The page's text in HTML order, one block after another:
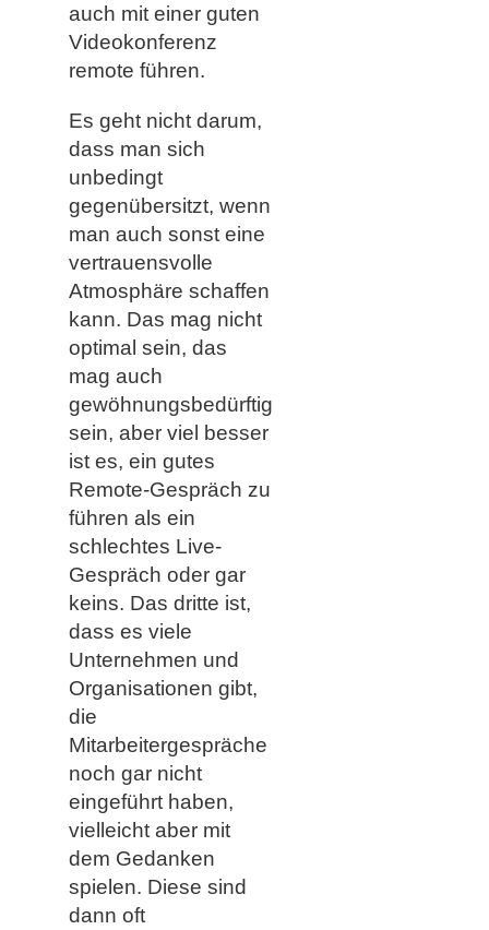
auch mit einer guten
Videokonferenz
remote führen.
Es geht nicht darum,
dass man sich
unbedingt
gegenübersitzt, wenn
man auch sonst eine
vertrauensvolle
Atmosphäre schaffen
kann. Das mag nicht
optimal sein, das
mag auch
gewöhnungsbedürftig
sein, aber viel besser
ist es, ein gutes
Remote-Gespräch zu
führen als ein
schlechtes Live-
Gespräch oder gar
keins. Das dritte ist,
dass es viele
Unternehmen und
Organisationen gibt,
die
Mitarbeitergespräche
noch gar nicht
eingeführt haben,
vielleicht aber mit
dem Gedanken
spielen. Diese sind
dann oft